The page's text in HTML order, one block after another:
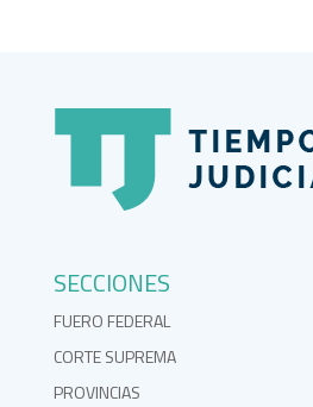
SECCIONES
FUERO FEDERAL
CORTE SUPREMA
PROVINCIAS